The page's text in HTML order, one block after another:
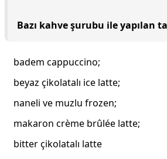
Bazı kahve şurubu ile yapılan
badem cappuccino;
beyaz çikolatalı ice latte;
naneli ve muzlu frozen;
makaron crème brûlée latte;
bitter çikolatalı latte